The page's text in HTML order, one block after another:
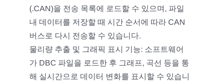
(.CAN)을 전송 목록에 로드할 수 있으며, 파일
내 데이터를 저장할 때 시간 순서에 따라 CAN
버스로 다시 전송할 수 있습니다.
물리량 추출 및 그래픽 표시 기능: 소프트웨어
가 DBC 파일을 로드한 후 그래프, 곡선 등을 통
해 실시간으로 데이터 변화를 표시할 수 있습니